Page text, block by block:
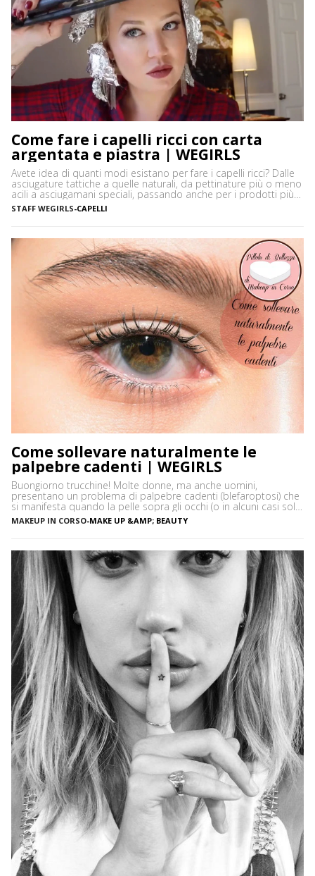
Come fare i capelli ricci con carta
argentata e piastra | WEGIRLS
Avete idea di quanti modi esistano per fare i capelli ricci? Dalle
asciugature tattiche a quelle naturali, da pettinature più o meno
acili a asciugamani speciali, passando anche per i prodotti più
disparati. Avere i capelli ricci è uno must, ancor di più in estate,
quando ci vediamo più belle selvagge. Ci sono tanti modi […]
STAFF WEGIRLS-CAPELLI
Come sollevare naturalmente le
palpebre cadenti | WEGIRLS
Buongiorno trucchine! Molte donne, ma anche uomini,
presentano un problema di palpebre cadenti (blefaroptosi) che
si manifesta quando la pelle sopra gli occhi (o in alcuni casi solo
uno) cede e scende a coprire una parte del bulbo. Questo
problema , spesso, non è solo puramente estetico, oltre che
MAKEUP IN CORSO-MAKE UP &AMP; BEAUTY